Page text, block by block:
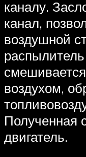
каналу.
канал,
воздушной
воздухом,
Полученная
двигатель.